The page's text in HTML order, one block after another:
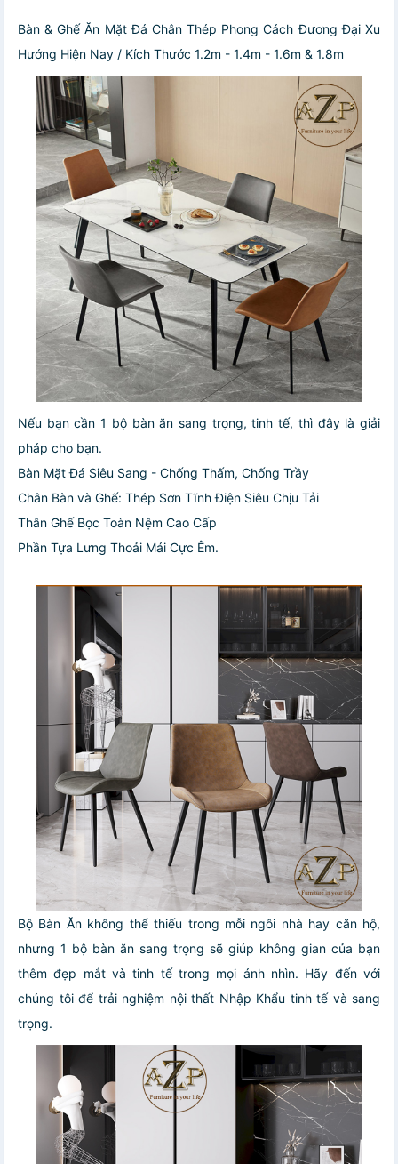
Bàn & Ghế Ăn Mặt Đá Chân Thép Phong Cách Đương Đại Xu
Hướng Hiện Nay / Kích Thước 1.2m - 1.4m - 1.6m & 1.8m
Nếu bạn cần 1 bộ bàn ăn sang trọng, tinh tế, thì đây là giải
pháp cho bạn.
Bàn Mặt Đá Siêu Sang - Chống Thấm, Chống Trầy
Chân Bàn và Ghế: Thép Sơn Tĩnh Điện Siêu Chịu Tải
Thân Ghế Bọc Toàn Nệm Cao Cấp
Phần Tựa Lưng Thoải Mái Cực Êm.
Bộ Bàn Ăn không thể thiếu trong mỗi ngôi nhà hay căn hộ,
nhưng 1 bộ bàn ăn sang trọng sẽ giúp không gian của bạn
thêm đẹp mắt và tinh tế trong mọi ánh nhìn. Hãy đến với
chúng tôi để trải nghiệm nội thất Nhập Khẩu tinh tế và sang
trọng.